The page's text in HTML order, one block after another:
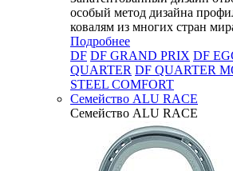
особый метод дизайна
ковалям из многих стран
Подробнее
DF DF GRAND PRIX DF
QUARTER DF QUARTER
STEEL COMFORT
Семейство ALU RACE
Семейство ALU RACE